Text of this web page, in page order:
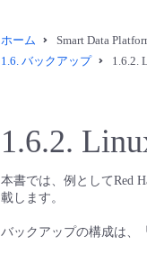
ホーム Smart Data
1.6. バックアップ 1.6.2.
1.6.2.
本書では、例としてRed
載します。
バックアップの構成は、「